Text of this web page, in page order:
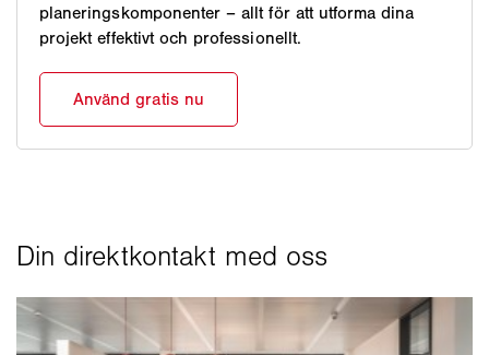
planeringskomponenter – allt för att utforma dina
projekt effektivt och professionellt.